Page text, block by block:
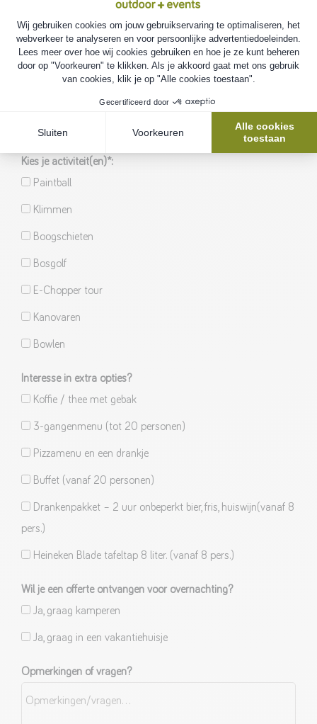
Addventure Zilver ・ 2 activiteiten naar keuze ・ Incl.
Lunch menu ・ €48,50
Addventure Goud ・ 3 activiteiten naar keuze ・ Incl.
Lunch menu ・ €64,-
Ik stel zelf mijn uitje samen ・ Kies zelf je activiteit(en) en
horeca-optie(s)
Kies je activiteit(en)*:
Paintball
Klimmen
Boogschieten
Bosgolf
E-Chopper tour
Kanovaren
Bowlen
Interesse in extra opties?
Koffie / thee met gebak
3-gangenmenu (tot 20 personen)
Pizzamenu en een drankje
Buffet (vanaf 20 personen)
Drankenpakket – 2 uur onbeperkt bier, fris, huiswijn(vanaf 8
pers.)
Heineken Blade tafeltap 8 liter. (vanaf 8 pers.)
Wil je een offerte ontvangen voor overnachting?
Ja, graag kamperen
Ja, graag in een vakantiehuisje
Opmerkingen of vragen?